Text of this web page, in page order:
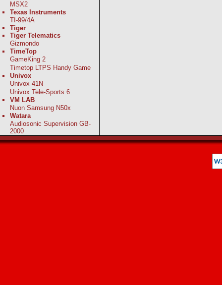
MSX2
Texas Instruments
TI-99/4A
Tiger
Tiger Telematics
Gizmondo
TimeTop
GameKing 2
Timetop LTPS Handy Game
Univox
Univox 41N
Univox Tele-Sports 6
VM LAB
Nuon Samsung N50x
Watara
Audiosonic Supervision GB-
2000